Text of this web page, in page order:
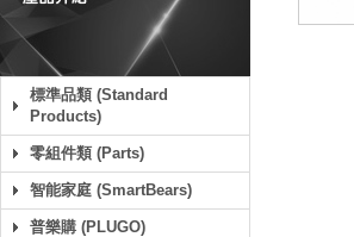
標準品類 (Standard
Products)
零組件類 (Parts)
智能家庭 (SmartBears)
普樂購 (PLUGO)